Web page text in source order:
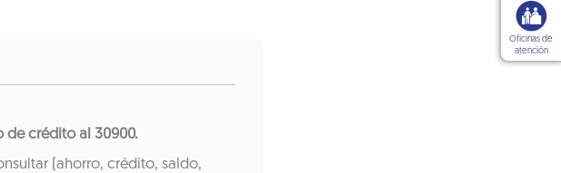
de crédito al 30900.
(ahorro, crédito, saldo,
Oficinas de
atención